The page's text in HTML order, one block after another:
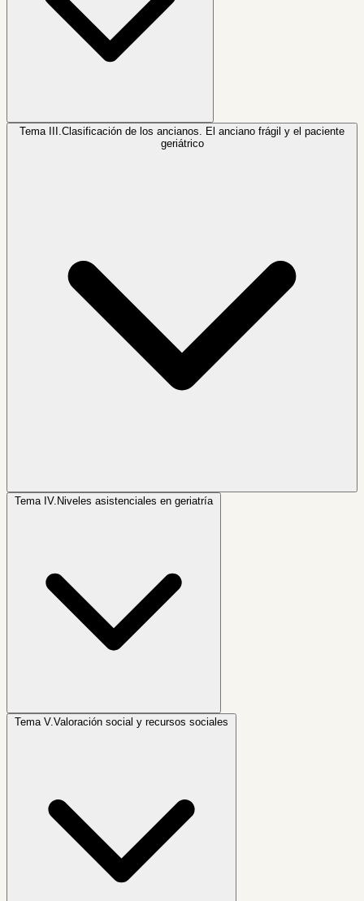
Tema III.Clasificación de los ancianos. El anciano frágil y el paciente
geriátrico
Tema IV. Niveles asistenciales en geriatría
Tema V.